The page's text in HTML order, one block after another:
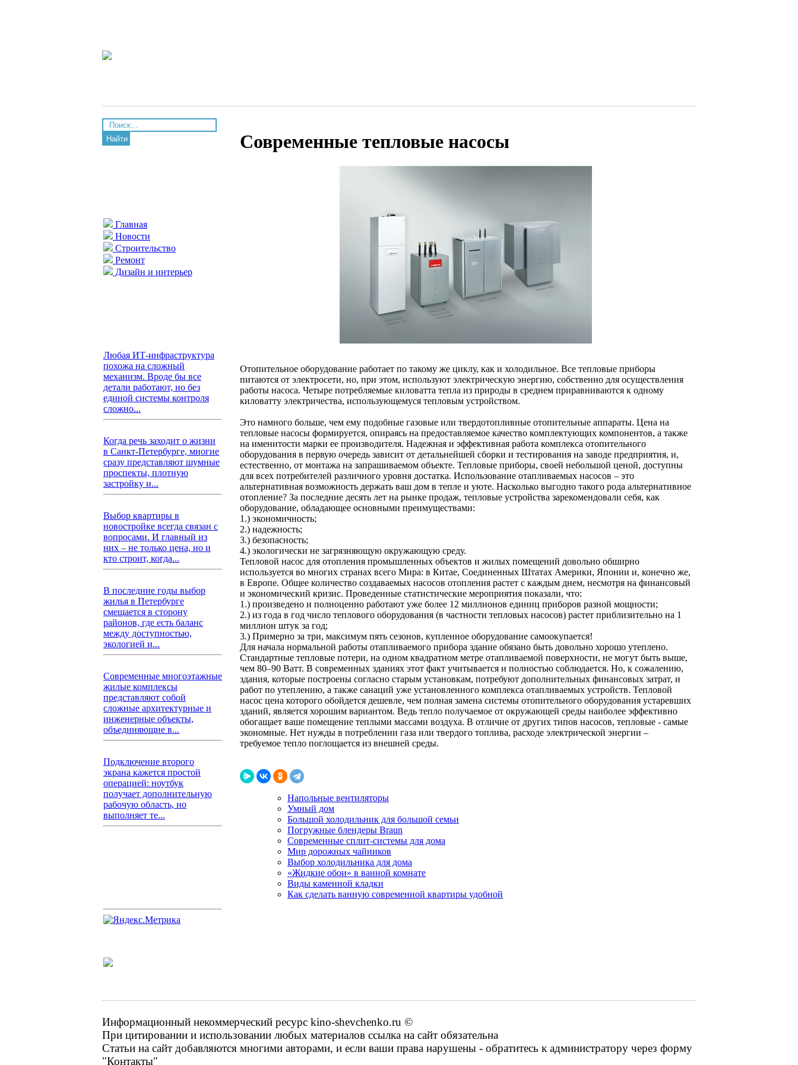
Найти
Главная
Новости
Строительство
Ремонт
Дизайн и интерьер
Любая ИТ-инфраструктура
похожа на сложный
механизм. Вроде бы все
детали работают, но без
единой системы контроля
сложно...
Когда речь заходит о жизни
в Санкт-Петербурге, многие
сразу представляют шумные
проспекты, плотную
застройку и...
Выбор квартиры в
новостройке всегда связан с
вопросами. И главный из
них – не только цена, но и
кто строит, когда...
В последние годы выбор
жилья в Петербурге
смещается в сторону
районов, где есть баланс
между доступностью,
экологией и...
Современные многоэтажные
жилые комплексы
представляют собой
сложные архитектурные и
инженерные объекты,
объединяющие в...
Подключение второго
экрана кажется простой
операцией: ноутбук
получает дополнительную
рабочую область, но
выполняет те...
Современные тепловые насосы
Отопительное оборудование работает по такому же циклу, как и холодильное. Все тепловые приборы
питаются от электросети, но, при этом, используют электрическую энергию, собственно для осуществления
работы насоса. Четыре потребляемые киловатта тепла из природы в среднем приравниваются к одному
киловатту электричества, использующемуся тепловым устройством.
Это намного больше, чем ему подобные газовые или твердотопливные отопительные аппараты. Цена на
тепловые насосы формируется, опираясь на предоставляемое качество комплектующих компонентов, а также
на именитости марки ее производителя. Надежная и эффективная работа комплекса отопительного
оборудования в первую очередь зависит от детальнейшей сборки и тестирования на заводе предприятия, и,
естественно, от монтажа на запрашиваемом объекте. Тепловые приборы, своей небольшой ценой, доступны
для всех потребителей различного уровня достатка. Использование отапливаемых насосов – это
альтернативная возможность держать ваш дом в тепле и уюте. Насколько выгодно такого рода альтернативное
отопление? За последние десять лет на рынке продаж, тепловые устройства зарекомендовали себя, как
оборудование, обладающее основными преимуществами:
1.) экономичность;
2.) надежность;
3.) безопасность;
4.) экологически не загрязняющую окружающую среду.
Тепловой насос для отопления промышленных объектов и жилых помещений довольно обширно
используется во многих странах всего Мира: в Китае, Соединенных Штатах Америки, Японии и, конечно же,
в Европе. Общее количество создаваемых насосов отопления растет с каждым днем, несмотря на финансовый
и экономический кризис. Проведенные статистические мероприятия показали, что:
1.) произведено и полноценно работают уже более 12 миллионов единиц приборов разной мощности;
2.) из года в год число теплового оборудования (в частности тепловых насосов) растет приблизительно на 1
миллион штук за год;
3.) Примерно за три, максимум пять сезонов, купленное оборудование самоокупается!
Для начала нормальной работы отапливаемого прибора здание обязано быть довольно хорошо утеплено.
Стандартные тепловые потери, на одном квадратном метре отапливаемой поверхности, не могут быть выше,
чем 80–90 Ватт. В современных зданиях этот факт учитывается и полностью соблюдается. Но, к сожалению,
здания, которые построены согласно старым установкам, потребуют дополнительных финансовых затрат, и
работ по утеплению, а также санаций уже установленного комплекса отапливаемых устройств. Тепловой
насос цена которого обойдется дешевле, чем полная замена системы отопительного оборудования устаревших
зданий, является хорошим вариантом. Ведь тепло получаемое от окружающей среды наиболее эффективно
обогащает ваше помещение теплыми массами воздуха. В отличие от других типов насосов, тепловые - самые
экономные. Нет нужды в потреблении газа или твердого топлива, расходе электрической энергии –
требуемое тепло поглощается из внешней среды.
Напольные вентиляторы
Умный дом
Большой холодильник для большой семьи
Погружные блендеры Braun
Современные сплит-системы для дома
Мир дорожных чайников
Выбор холодильника для дома
«Жидкие обои» в ванной комнате
Виды каменной кладки
Как сделать ванную современной квартиры удобной
Информационный некоммерческий ресурс kino-shevchenko.ru ©
При цитировании и использовании любых материалов ссылка на сайт обязательна
Статьи на сайт добавляются многими авторами, и если ваши права нарушены - обратитесь к администратору через форму
"Контакты"